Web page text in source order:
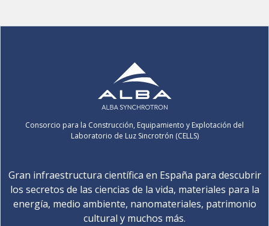
Consorcio para la Construcción, Equipamiento y Explotación del
Laboratorio de Luz Sincrotrón (CELLS)
Gran infraestructura científica en España para descubrir
los secretos de las ciencias de la vida, materiales para la
energía, medio ambiente, nanomateriales, patrimonio
cultural y muchos más.